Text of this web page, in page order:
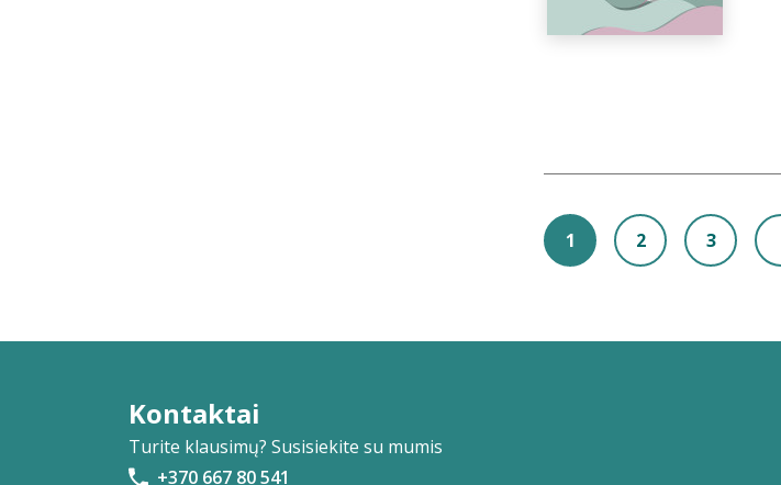
1 2 3
Kontaktai
Turite klausimų? Susisiekite su mumis
+370 667 80 541